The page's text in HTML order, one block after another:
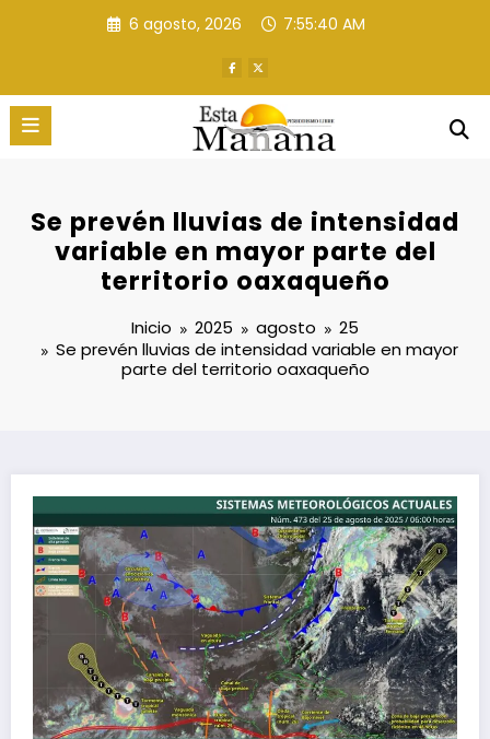
6 agosto, 2026 7:55:41 AM
Se prevén lluvias de intensidad
variable en mayor parte del
territorio oaxaqueño
Inicio 2025 agosto
25
Se prevén lluvias de intensidad variable en mayor
parte del territorio oaxaqueño